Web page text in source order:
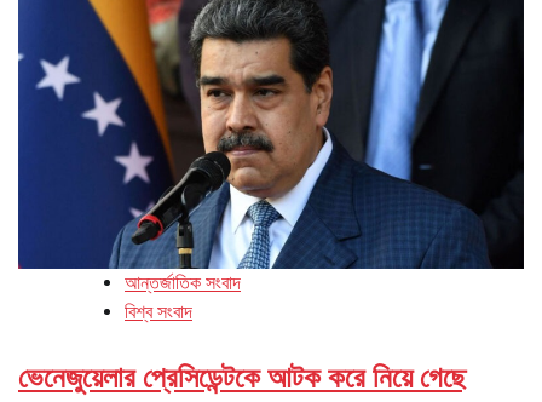
আন্তর্জাতিক সংবাদ
বিশ্ব সংবাদ
ভেনেজুয়েলার প্রেসিডেন্টকে আটক করে নিয়ে গেছে